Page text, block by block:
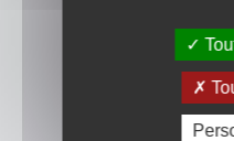
Gestion de
importante
Modules